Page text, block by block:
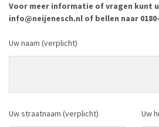
Voor meer informatie of vragen kunt
info@neijenesch.nl of bellen naar 0180-
Uw naam (verplicht)
Uw straatnaam (verplicht) Uw